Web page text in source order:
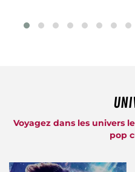
Voyagez dans les univers
pop